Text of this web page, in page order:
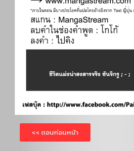
<< ตอนก่อนหน้า